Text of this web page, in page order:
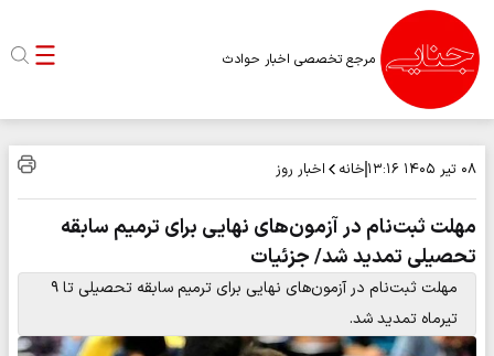
مرجع تخصصی اخبار حوادث
۰۸ تیر ۱۴۰۵ ۱۳:۱۶ خانه اخبار روز
مهلت ثبت‌نام در آزمون‌های نهایی برای ترمیم سابقه
تحصیلی تمدید شد/ جزئیات
مهلت ثبت‌نام در آزمون‌های نهایی برای ترمیم سابقه تحصیلی تا ۹
تیرماه تمدید شد.